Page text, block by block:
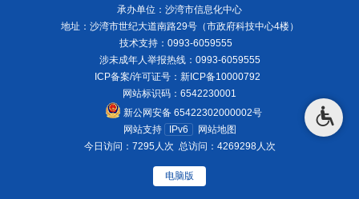
承办单位：沙湾市信息化中心
地址：沙湾市世纪大道南路29号（市政府科技中心4楼）
技术支持：0993-6059555
涉未成年人举报热线：0993-6059555
ICP备案/许可证号： 新ICP备10000792
网站标识码：6542230001
新公网安备 65422302000002号
网站支持
IPv6
网站地图
今日访问：7295人次 总访问：4269298人次
电脑版